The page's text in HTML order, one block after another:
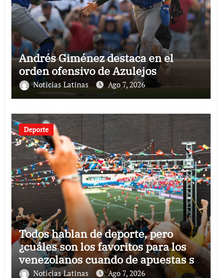
Andrés Giménez destaca en el
orden ofensivo de Azulejos
Noticias Latinas Ago 7, 2026
Deporte
Todos hablan de deporte, pero
¿cuáles son los favoritos para los
venezolanos cuando de apuestas se
trata?Noticias Latinas Ago 7, 2026